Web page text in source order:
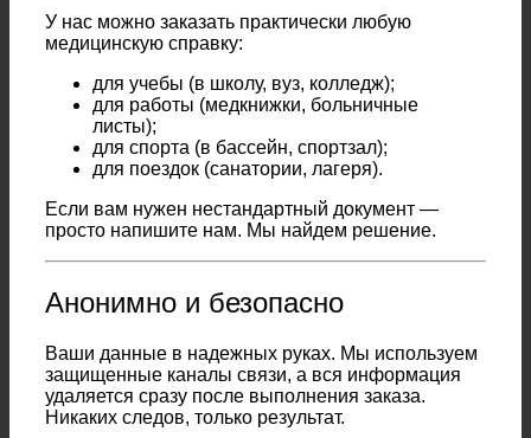
У нас можно заказать практически любую
медицинскую справку:
для учебы (в школу, вуз, колледж);
для работы (медкнижки, больничные
листы);
для спорта (в бассейн, спортзал);
для поездок (санатории, лагеря).
Если вам нужен нестандартный документ —
просто напишите нам. Мы найдем решение.
Анонимно и безопасно
Ваши данные в надежных руках. Мы используем
защищенные каналы связи, а вся информация
удаляется сразу после выполнения заказа.
Никаких следов, только результат.